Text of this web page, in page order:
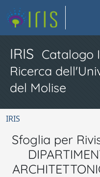
IRIS Catalogo
Ricerca
del Molise
IRIS
Sfoglia per